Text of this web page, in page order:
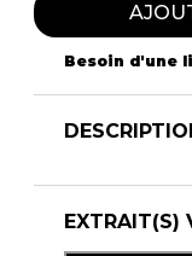
Besoin d'une
EXTRAIT(S)